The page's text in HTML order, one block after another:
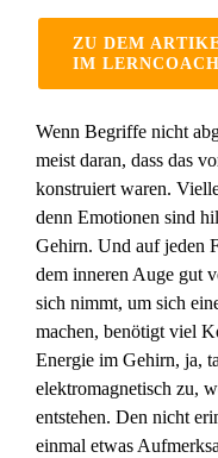
ZU DEM
IM
Wenn Begriffe nicht
meist daran, dass das
konstruiert waren.
denn Emotionen sind
Gehirn. Und auf jeden
dem inneren Auge gut
sich nimmt, um sich
machen, benötigt viel
Energie im Gehirn, ja,
elektromagnetisch zu,
entstehen. Den nicht
einmal etwas